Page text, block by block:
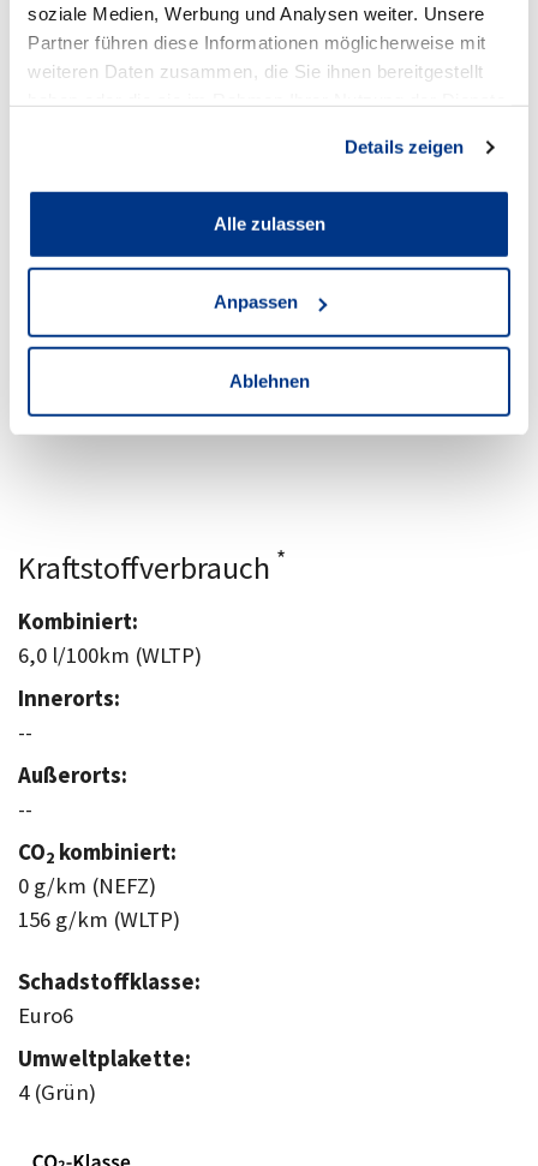
soziale Medien, Werbung und Analysen weiter. Unsere
Partner führen diese Informationen möglicherweise mit
weiteren Daten zusammen, die Sie ihnen bereitgestellt
Details zeigen
Alle zulassen
Anpassen
Ablehnen
59494 Soest
Zum Standort
Mo - Fr:
Sa:
So:
Kraftstoffverbrauch *
Kombiniert:
6,0 l/100km (WLTP)
Innerorts:
--
Außerorts:
--
CO2 kombiniert:
0 g/km (NEFZ)
156 g/km (WLTP)
Schadstoffklasse:
Euro6
Umweltplakette:
4 (Grün)